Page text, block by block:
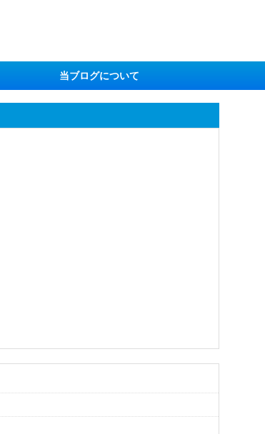
当ブログについて